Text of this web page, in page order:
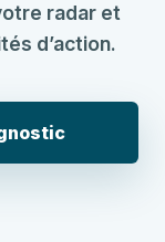
radar et
d’action.